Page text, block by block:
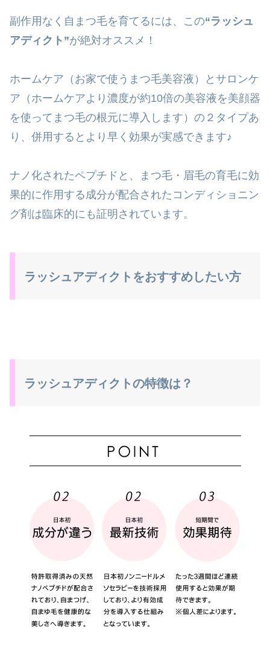
副作用なく自まつ毛を育てるには、この“ラッシュ
アディクト”が絶対オススメ！
ホームケア（お家で使うまつ毛美容液）とサロンケ
ア（ホームケアより濃度が約10倍の美容液を美顔器
を使ってまつ毛の根元に導入します）の２タイプあ
り、併用するとより早く効果が実感できます♪
ナノ化されたペプチドと、まつ毛・眉毛の育毛に効
果的に作用する成分が配合されたコンディショニン
グ剤は臨床的にも証明されています。
ラッシュアディクトをおすすめしたい方
ラッシュアディクトの特徴は？